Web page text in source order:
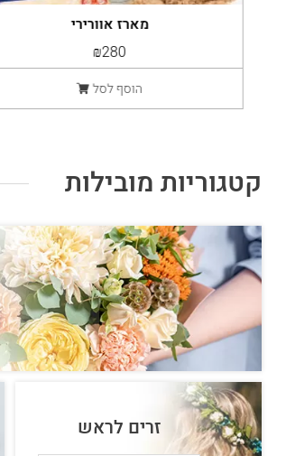
מארז אוורירי
₪280
הוסף לסל
קטגוריות מובילות
זרים לראש